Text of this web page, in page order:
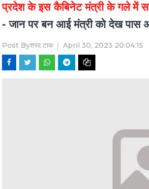
प्रदेश के इस कैबिनेट मंत्री के गले में
- जान पर बन आई मंत्री को देख पास
Post Byशरद टाक April 30, 2023 20:04:15